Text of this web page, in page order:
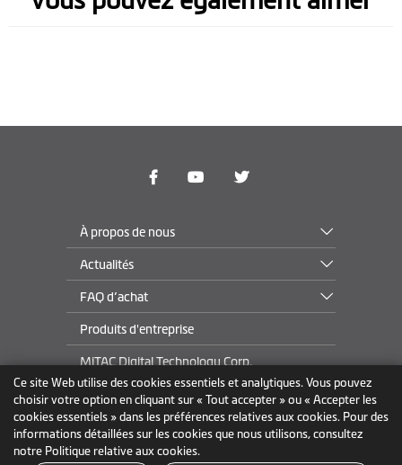
Ce site Web utilise des cookies essentiels et analytiques. Vous pouvez
choisir votre option en cliquant sur « Tout accepter » ou « Accepter les
cookies essentiels » dans les préférences relatives aux cookies. Pour des
informations détaillées sur les cookies que nous utilisons, consultez
notre Politique relative aux cookies.
À propos de nous
Actualités
FAQ d’achat
Produits d'entreprise
MiTAC Digital Technology Corp.
Belgique